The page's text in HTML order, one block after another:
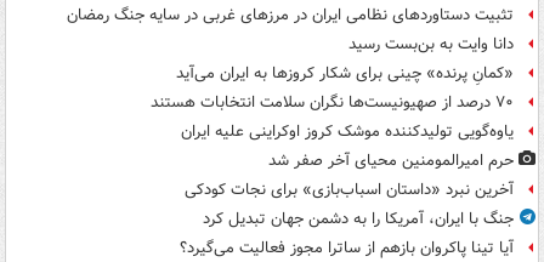
تثبیت دستاوردهای نظامی ایران در مرزهای غربی در سایه جنگ رمضان
دانا وایت به بن‌بست رسید
«کمانِ پرنده» چینی برای شکار کروزها به ایران می‌آید
۷۰ درصد از صهیونیست‌ها نگران سلامت انتخابات هستند
یاوه‌گویی تولیدکننده موشک کروز اوکراینی علیه ایران
حرم امیرالمومنین محیای آخر صفر شد
آخرین نبرد «داستان اسباب‌بازی» برای نجات کودکی
جنگ با ایران، آمریکا را به دشمن جهان تبدیل کرد
آیا تینا پاکروان بازهم از ساترا مجوز فعالیت می‌گیرد؟